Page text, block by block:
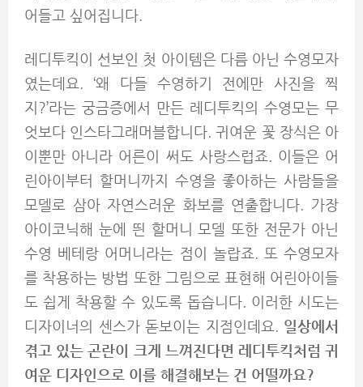
어들고 싶어집니다.
레디투킥이 선보인 첫 아이템은 다름 아닌 수영모자
였는데요. ‘왜 다들 수영하기 전에만 사진을 찍
지?’라는 궁금증에서 만든 레디투킥의 수영모는 무
엇보다 인스타그래머블합니다. 귀여운 꽃 장식은 아
이뿐만 아니라 어른이 써도 사랑스럽죠. 이들은 어
린아이부터 할머니까지 수영을 좋아하는 사람들을
모델로 삼아 자연스러운 화보를 연출합니다. 가장
아이코닉해 눈에 띈 할머니 모델 또한 전문가 아닌
수영 베테랑 어머니라는 점이 놀랍죠. 또 수영모자
를 착용하는 방법 또한 그림으로 표현해 어린아이들
도 쉽게 착용할 수 있도록 돕습니다. 이러한 시도는
디자이너의 센스가 돋보이는 지점인데요. 일상에서
겪고 있는 곤란이 크게 느껴진다면 레디투킥처럼 귀
여운 디자인으로 이를 해결해보는 건 어떨까요?